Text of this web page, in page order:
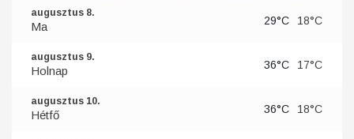
augusztus 8.
Ma 29°C 18°C
augusztus 9.
Holnap 36°C 17°C
augusztus 10.
Hétfő 36°C 18°C